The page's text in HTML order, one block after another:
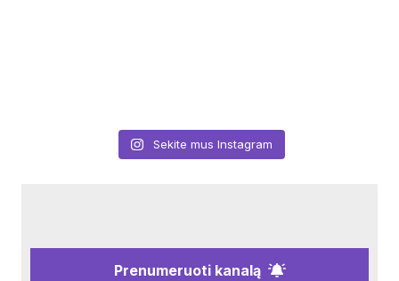
Sekite mus Instagram
Prenumeruoti kanalą